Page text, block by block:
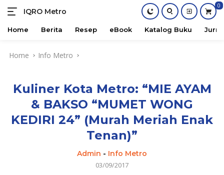
IQRO Metro
Lets
Bright
0
Home Berita Resep eBook Katalog Buku
Home Info Metro
Kuliner Kota Metro: “MIE AYAM
& BAKSO “MUMET WONG
KEDIRI 24” (Murah Meriah Enak
Tenan)”
Admin - Info Metro
03/09/2017